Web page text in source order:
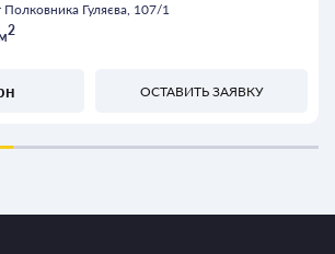
Полковника Гуляєва, 107/1
2
ОСТАВИТЬ ЗАЯВКУ